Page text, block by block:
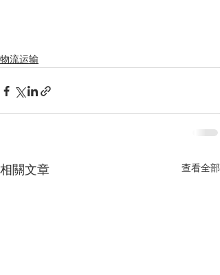
物流运输
相關文章 查看全部